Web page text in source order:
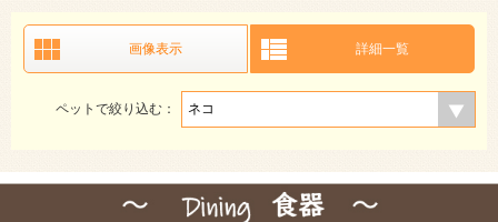
画像表示 詳細一覧
ペットで絞り込む：